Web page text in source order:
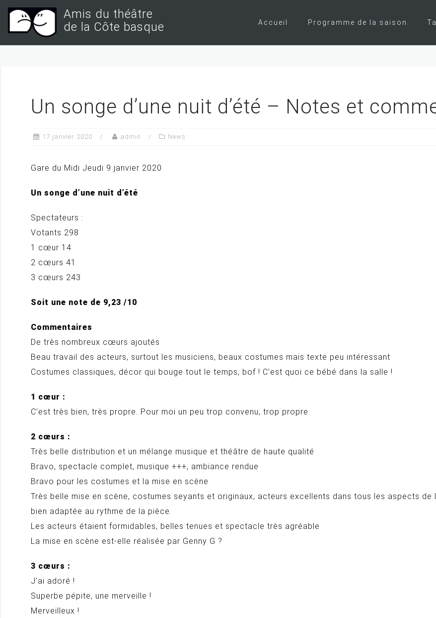
Amis du théâtre
de la Côte basque
Accueil Programme de la saison
Un songe d’une nuit d’été – Notes et
17 janvier 2020 admin News
Gare du Midi Jeudi 9 janvier 2020
Un songe d’une nuit d’été
Spectateurs :
Votants 298
1 cœur 14
2 cœurs 41
3 cœurs 243
Soit une note de 9,23 /10
Commentaires
De très nombreux cœurs ajoutés
Beau travail des acteurs, surtout les musiciens, beaux costumes mais texte peu intéressant
Costumes classiques, décor qui bouge tout le temps, bof ! C’est quoi ce bébé dans la salle !
1 cœur :
C’est très bien, très propre. Pour moi un peu trop convenu, trop propre.
2 cœurs :
Très belle distribution et un mélange musique et théâtre de haute qualité
Bravo, spectacle complet, musique +++, ambiance rendue
Bravo pour les costumes et la mise en scène
Très belle mise en scène, costumes seyants et originaux, acteurs excellents dans tous les aspects
bien adaptée au rythme de la pièce.
Les acteurs étaient formidables, belles tenues et spectacle très agréable
La mise en scène est-elle réalisée par Genny G ?
3 cœurs :
J’ai adoré !
Superbe pépite, une merveille !
Merveilleux !